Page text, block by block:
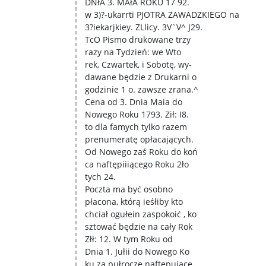
w 3)?-ukarrti PJOTRA ZAWADZKIEGO na
3?iekarjkiey. ZLlicy. 3V`V^ J29.
TcO Pismo drukowane trzy
razy na Tydzień: we Wto
rek, Czwartek, i Sobotę, wy-
dawane będzie z Drukarni o
godzinie 1 o. zawsze zrana.^
Cena od 3. Dnia Maia do
Nowego Roku 1793. Ził: I8.
to dla famych tylko razem
prenumeratę opłacających.
Od Nowego zaś Roku do koń
ca naftępiiiącego Roku 2ło
tych 24.
Poczta ma być osobno
płacona, którą ieśłiby kto
chciał ogułein zaspokoić , ko
sztować będzie na cały Rok
Złł: 12. W tym Roku od
Dnia 1. Jułii do Nowego Ko